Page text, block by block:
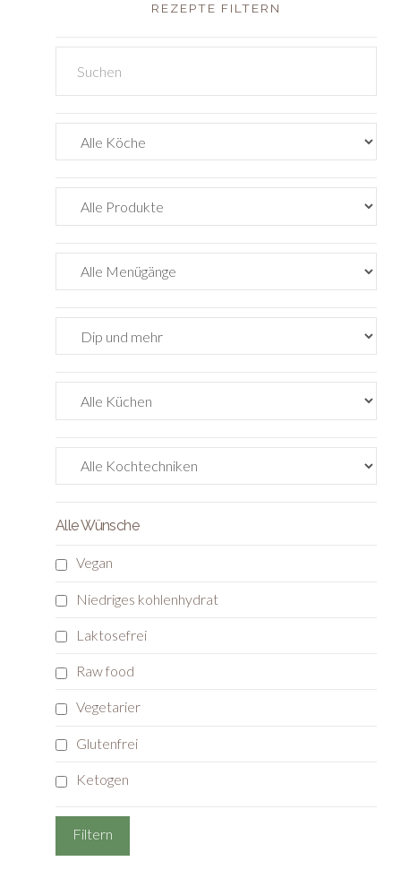
REZEPTE FILTERN
Alle Wünsche
Vegan
Niedriges kohlenhydrat
Laktosefrei
Raw food
Vegetarier
Glutenfrei
Ketogen